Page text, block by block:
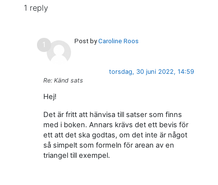
1 reply
Post byCaroline Roos
torsdag, 30 juni 2022, 14:59
Re: Känd sats
Hej!
Det är fritt att hänvisa till satser som finns
med i boken. Annars krävs det ett bevis för
ett att det ska godtas, om det inte är något
så simpelt som formeln för arean av en
triangel till exempel.